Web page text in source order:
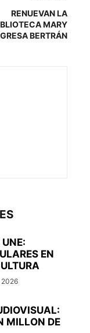
RENUEVAN LA
MARY
BERTRÁN
EN
2026
MILLON DE